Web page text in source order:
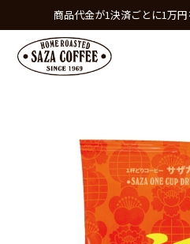
商品代金が1決済ごとに1万